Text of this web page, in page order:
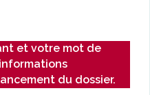
et votre mot de
du dossier.